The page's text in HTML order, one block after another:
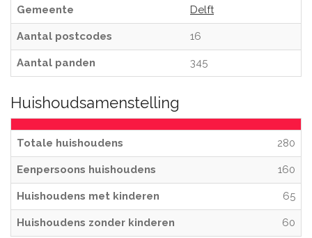
Gemeente Delft
Aantal postcodes 16
Aantal panden 345
Huishoudsamenstelling
Totale huishoudens 280
Eenpersoons huishoudens 160
Huishoudens met kinderen 65
Huishoudens zonder kinderen 60